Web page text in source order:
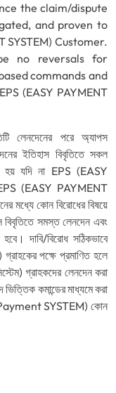
the claim/dispute
and proven to
SYSTEM) Customer.
no reversals for
commands and
(EASY PAYMENT
লেনদেনের পরে অ্যাপস
ইতিহাস বিবৃতিতে সকল
হয় যদি না EPS (EASY
(EASY PAYMENT
মধ্যে কোন বিরোধের বিষয়ে
বিবৃতিতে সমস্ত লেনদেন এবং
দাবি/বিরোধ সঠিকভাবে
পক্ষে প্রমাণিত হলে
গ্রাহকদের লেনদেন করা
কমান্ডের মাধ্যমে করা
Payment SYSTEM) কোন